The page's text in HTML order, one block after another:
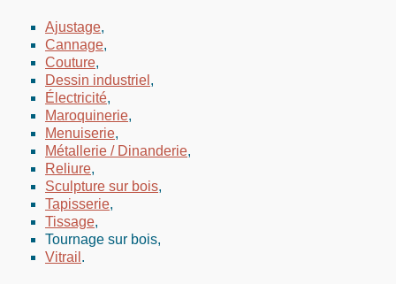
Ajustage,
Cannage,
Couture,
Dessin industriel ,
Électricité,
Maroquinerie,
Menuiserie,
Métallerie / Dinanderie,
Reliure,
Sculpture sur bois,
Tapisserie,
Tissage,
Tournage sur bois,
Vitrail .